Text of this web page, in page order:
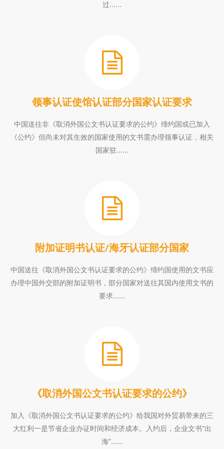
过......
领事认证使馆认证部分国家认证要求
中国送往非《取消外国公文书认证要求的公约》缔约国或已加入
《公约》但尚未对其生效的国家使用的文书需办理领事认证，相关
国家驻......
附加证明书认证/海牙认证部分国家
中国送往《取消外国公文书认证要求的公约》缔约国使用的文书应
办理中国外交部的附加证明书，部分国家对送往其国内使用文书的
要求......
《取消外国公文书认证要求的公约》
加入《取消外国公文书认证要求的公约》给我国对外贸易带来的三
大红利一是节省企业办证时间和经济成本。入约后，企业文书“出
海”......